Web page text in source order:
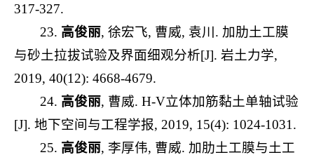
317-327.
23. 高俊丽, 徐宏飞, 曹威, 袁川. 加肋土工膜
与砂土拉拔试验及界面细观分析[J]. 岩土力学,
2019, 40(12): 4668-4679.
24. 高俊丽, 曹威. H-V立体加筋黏土单轴试验
[J]. 地下空间与工程学报, 2019, 15(4): 1024-1031.
25. 高俊丽, 李厚伟, 曹威. 加肋土工膜与土工